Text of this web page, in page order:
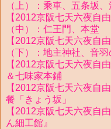
（上）：乘車、五条坂
【2012京阪七天六夜自
（中）：仁王門、本堂
【2012京阪七天六夜自
（下）：地主神社、音羽
【2012京阪七天六夜自
＆七味家本鋪
【2012京阪七天六夜自
餐「きょう坂」
【2012京阪七天六夜自
ん細工館』